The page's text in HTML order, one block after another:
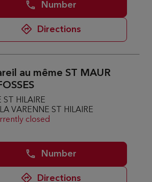
Number
Directions
au même ST MAUR
ST HILAIRE
VARENNE ST HILAIRE
closed
Number
Directions